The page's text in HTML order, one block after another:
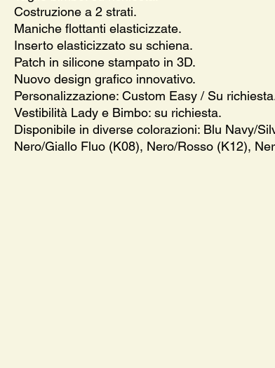
Costruzione a 2 strati.
Maniche flottanti elasticizzate.
Inserto elasticizzato su schiena.
Patch in silicone stampato in 3D.
Nuovo design grafico innovativo.
Personalizzazione: Custom Easy / Su
Vestibilità Lady e Bimbo: su richiesta.
Disponibile in diverse colorazioni: Blu Navy/
Nero/Giallo Fluo (K08), Nero/Rosso (K12),